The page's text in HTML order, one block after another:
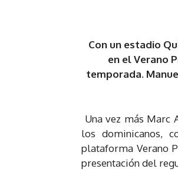
Con un estadio
en el Verano
temporada.
Una vez más Marc
los dominicanos,
plataforma Verano
presentación del